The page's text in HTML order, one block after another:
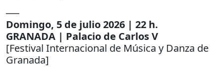
Domingo, 5 de julio 2026 | 22 h.
GRANADA | Palacio de Carlos V
[Festival Internacional de Música y Danza de
Granada]